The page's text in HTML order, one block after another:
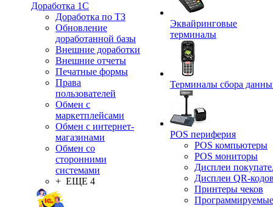
Доработка 1С
Доработка по ТЗ
Обновление
доработанной базы
Внешние доработки
Внешние отчеты
Печатные формы
Права
пользователей
Обмен с
маркетплейсами
Обмен с интернет-
магазинами
Обмен со
сторонними
системами
+ ЕЩЕ 4
Эквайринговые
терминалы
Терминалы сбора
POS периферия
POS компьютеры
POS мониторы
Дисплеи
Дисплеи QR-
Принтеры чеков
Программируемые